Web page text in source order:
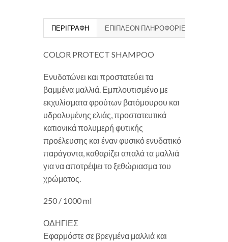
ΠΕΡΙΓΡΑΦΉ ΕΠΙΠΛΈΟΝ ΠΛΗΡΟΦΟΡΊΕΣ
COLOR PROTECT SHAMPOO
Ενυδατώνει και προστατεύει τα
βαμμένα μαλλιά. Εμπλουτισμένο με
εκχυλίσματα φρούτων βατόμουρου και
υδρολυμένης ελιάς, προστατευτικά
κατιονικά πολυμερή φυτικής
προέλευσης και έναν φυσικό ενυδατικό
παράγοντα, καθαρίζει απαλά τα μαλλιά
για να αποτρέψει το ξεθώριασμα του
χρώματος.
250 / 1000 ml
ΟΔΗΓΙΕΣ
Εφαρμόστε σε βρεγμένα μαλλιά και